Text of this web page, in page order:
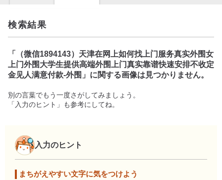
を
調
べ
よ
う
検索結果
「
（微信1894143）天津在网上如何找上门服务真实外围女
上门外围大学生提供高端外围上门真实靠谱快速安排不收定
金见人满意付款-外围 」に関する画像は見つかりません。
別の言葉でもう一度さがしてみましょう。
「入力のヒント」も参考にしてね。
入力のヒント
まちがえやすい文字に気をつけよう